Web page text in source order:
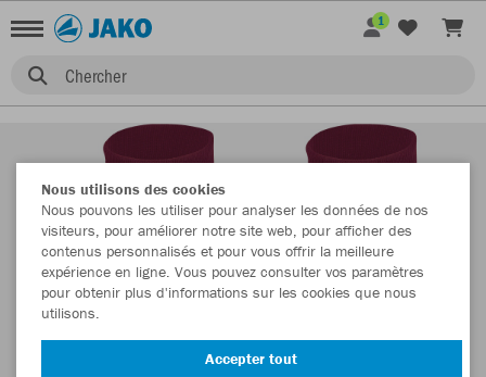
Chercher
1
Nous utilisons des cookies
Nous pouvons les utiliser pour analyser les données de nos
visiteurs, pour améliorer notre site web, pour afficher des
contenus personnalisés et pour vous offrir la meilleure
expérience en ligne. Vous pouvez consulter vos paramètres
pour obtenir plus d'informations sur les cookies que nous
utilisons.
Accepter tout